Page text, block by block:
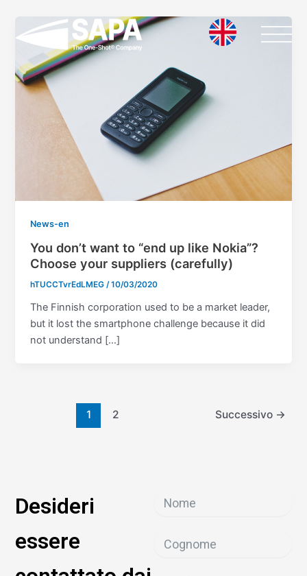
contenuto
News-en
You don’t want to “end up like Nokia”?
Choose your suppliers (carefully)
hTUCCTvrEdLMEG/10/03/2020
The Finnish corporation used to be a market leader,
but it lost the smartphone challenge because it did
not understand […]
1 2 Successivo →
Desideri
essere